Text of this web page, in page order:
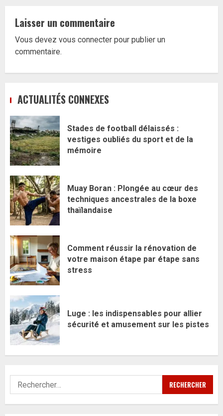
Laisser un commentaire
Vous devez vous connecter pour publier un
commentaire.
ACTUALITÉS CONNEXES
Stades de football délaissés :
vestiges oubliés du sport et de la
mémoire
Muay Boran : Plongée au cœur des
techniques ancestrales de la boxe
thaïlandaise
Comment réussir la rénovation de
votre maison étape par étape sans
stress
Luge : les indispensables pour allier
sécurité et amusement sur les pistes
Rechercher :